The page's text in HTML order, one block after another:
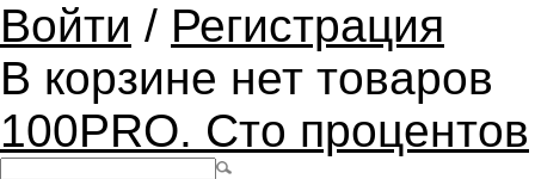
Войти / Регистрация
В корзине нет товаров
100PRO. Сто процентов